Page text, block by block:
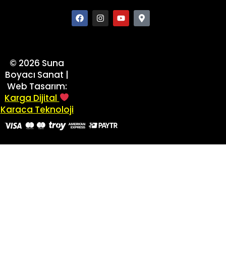
© 2026 Suna
Boyacı Sanat |
Web Tasarım:
Karga Dijital
Karaca Teknoloji